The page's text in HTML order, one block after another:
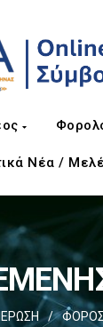
Νέα /
/ ΦΟΡΟΣ